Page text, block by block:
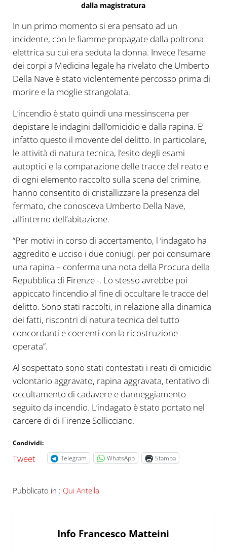
dalla magistratura
In un primo momento si era pensato ad un
incidente, con le fiamme propagate dalla poltrona
elettrica su cui era seduta la donna. Invece l’esame
dei corpi a Medicina legale ha rivelato che Umberto
Della Nave è stato violentemente percosso prima di
morire e la moglie strangolata.
L’incendio è stato quindi una messinscena per
depistare le indagini dall’omicidio e dalla rapina. E’
infatto questo il movente del delitto. In particolare,
le attività di natura tecnica, l’esito degli esami
autoptici e la comparazione delle tracce del reato e
di ogni elemento raccolto sulla scena del crimine,
hanno consentito di cristallizzare la presenza del
fermato, che conosceva Umberto Della Nave,
all’interno dell’abitazione.
“Per motivi in corso di accertamento, l ‘indagato ha
aggredito e ucciso i due coniugi, per poi consumare
una rapina – conferma una nota della Procura della
Repubblica di Firenze -. Lo stesso avrebbe poi
appiccato l’incendio al fine di occultare le tracce del
delitto. Sono stati raccolti, in relazione alla dinamica
dei fatti, riscontri di natura tecnica del tutto
concordanti e coerenti con la ricostruzione
operata”.
Al sospettato sono stati contestati i reati di omicidio
volontario aggravato, rapina aggravata, tentativo di
occultamento di cadavere e danneggiamento
seguito da incendio. L’indagato è stato portato nel
carcere di di Firenze Sollicciano.
Condividi:
Tweet Telegram WhatsApp Stampa
Pubblicato in : Qui Antella
Info Francesco Matteini